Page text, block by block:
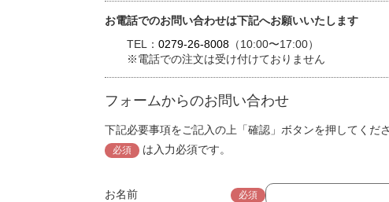
お電話でのお問い合わせは下記へお願いいたします
TEL： 0279-26-8008 （10:00〜17:00）
※電話での注文は受け付けておりません
フォームからのお問い合わせ
下記必要事項をご記入の上「確認」ボタンを押してくださ
必須 は入力必須です。
お名前 必須